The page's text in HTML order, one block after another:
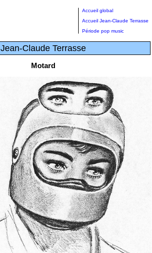
Accueil global
Accueil Jean-Claude Terrasse
Période pop music
Jean-Claude Terrasse
Motard